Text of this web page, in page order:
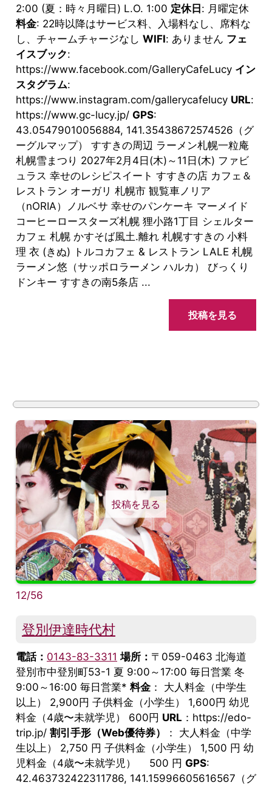
2:00 (夏：時々月曜日) L.O. 1:00 定休日: 月曜定休
料金: 22時以降はサービス料、入場料なし、席料な
し、チャームチャージなし WIFI: ありません フェ
イスブック:
https://www.facebook.com/GalleryCafeLucy イン
スタグラム:
https://www.instagram.com/gallerycafelucy URL:
https://www.gc-lucy.jp/ GPS:
43.05479010056884, 141.35438672574526（グ
ーグルマップ） すすきの周辺 ラーメン札幌一粒庵
札幌雪まつり 2027年2月4日(木)～11日(木) ファビ
ュラス 幸せのレシピスイート すすきの店 カフェ＆
レストラン オーガリ 札幌市 観覧車ノリア
（nORIA）ノルベサ 幸せのパンケーキ マーメイド
コーヒーロースターズ札幌 狸小路1丁目 シェルター
カフェ 札幌 かすそば風土.離れ 札幌すすきの 小料
理 衣 (きぬ) トルコカフェ & レストラン LALE 札幌
ラーメン悠（サッポロラーメン ハルカ） びっくり
ドンキー すすきの南5条店 ...
投稿を見る
投稿を見る
12/56
登別伊達時代村
電話： 0143-83-3311 場所： 〒059-0463 北海道
登別市中登別町53-1 夏 9:00～17:00 毎日営業 冬
9:00～16:00 毎日営業* 料金 ： 大人料金（中学生
以上） 2,900円 子供料金（小学生） 1,600円 幼児
料金（4歳〜未就学児） 600円 URL ：https://edo-
trip.jp/ 割引手形（Web優待券）
： 大人料金（中学
生以上） 2,750 円 子供料金（小学生） 1,500 円 幼
児料金（4歳〜未就学児） 500 円 GPS:
42.463732422311786, 141.15996605616567（グ